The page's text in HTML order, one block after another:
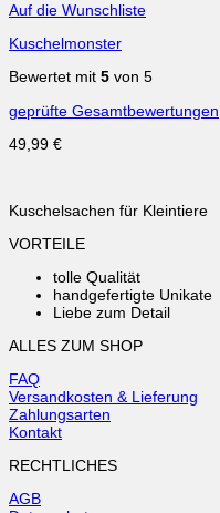
Auf die Wunschliste
Kuschelmonster
Bewertet mit 5 von 5
geprüfte Gesamtbewertungen
49,99 €
Kuschelsachen für Kleintiere
VORTEILE
tolle Qualität
handgefertigte Unikate
Liebe zum Detail
ALLES ZUM SHOP
FAQ
Versandkosten & Lieferung
Zahlungsarten
Kontakt
RECHTLICHES
AGB